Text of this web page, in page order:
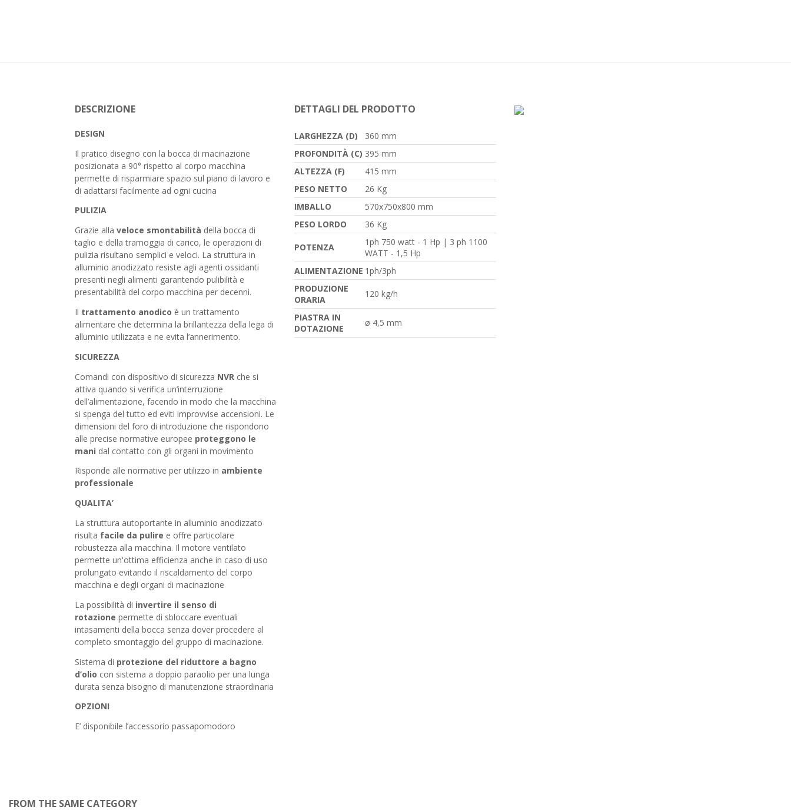
DESCRIZIONE
DESIGN
Il pratico disegno con la bocca di macinazione
posizionata a 90° rispetto al corpo macchina
permette di risparmiare spazio sul piano di lavoro e
di adattarsi facilmente ad ogni cucina
PULIZIA
Grazie alla veloce smontabilità della bocca di
taglio e della tramoggia di carico, le operazioni di
pulizia risultano semplici e veloci. La struttura in
alluminio anodizzato resiste agli agenti ossidanti
presenti negli alimenti garantendo pulibilità e
presentabilità del corpo macchina per decenni.
Il trattamento anodico è un trattamento
alimentare che determina la brillantezza della lega di
alluminio utilizzata e ne evita l’annerimento.
SICUREZZA
Comandi con dispositivo di sicurezza NVRche si
attiva quando si verifica un’interruzione
dell’alimentazione, facendo in modo che la macchina
si spenga del tutto ed eviti improvvise accensioni. Le
dimensioni del foro di introduzione che rispondono
alle precise normative europee proteggono le
mani dal contatto con gli organi in movimento
Risponde alle normative per utilizzo in ambiente
professionale
QUALITA’
La struttura autoportante in alluminio anodizzato
risulta facile da pulire e offre particolare
robustezza alla macchina. Il motore ventilato
permette un'ottima efficienza anche in caso di uso
prolungato evitando il riscaldamento del corpo
macchina e degli organi di macinazione
La possibilità di invertire il senso di
rotazione permette di sbloccare eventuali
intasamenti della bocca senza dover procedere al
completo smontaggio del gruppo di macinazione.
Sistema di protezione del riduttore a bagno
d’olio con sistema a doppio paraolio per una lunga
durata senza bisogno di manutenzione straordinaria
OPZIONI
E’ disponibile l’accessorio passapomodoro
DETTAGLI DEL PRODOTTO
LARGHEZZA (D)
360 mm
PROFONDITÀ (C) 395 mm
ALTEZZA (F)
415 mm
PESO NETTO
26 Kg
IMBALLO
570x750x800 mm
PESO LORDO
36 Kg
POTENZA
1ph 750 watt - 1 Hp | 3 ph 1100
WATT - 1,5 Hp
ALIMENTAZIONE 1ph/3ph
PRODUZIONE
ORARIA
120 kg/h
PIASTRA IN
DOTAZIONE
ø 4,5 mm
FROM THE SAME CATEGORY